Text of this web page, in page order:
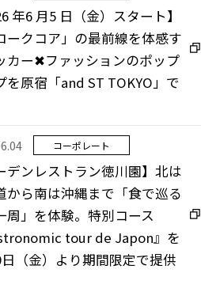
JP EN
年6 ⽉5 ⽇（⾦）スタート】
ークコア」の最前線を体感す
カー✖ファッションのポップ
を原宿「and ST TOKYO」で
デンレストラン徳川園】北は
から南は沖縄まで「食で巡る
周」を体験。特別コース
tour de Japon』を
（金）より期間限定で提供
コーポレート